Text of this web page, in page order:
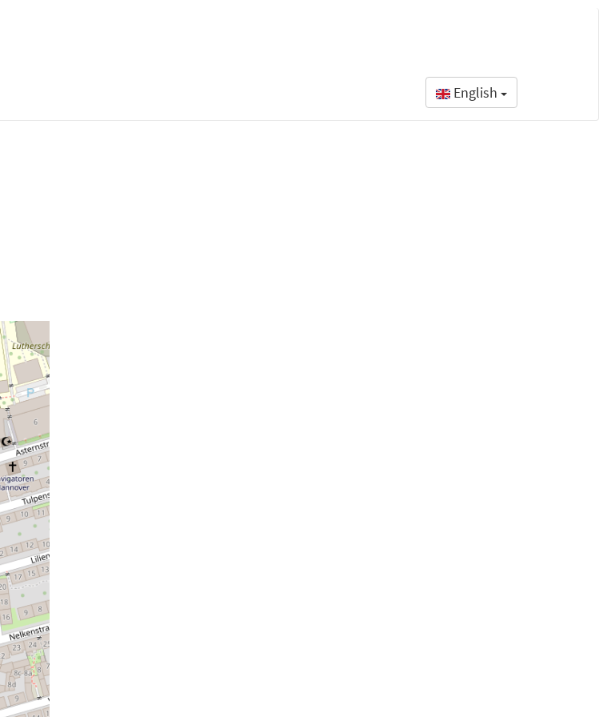
English